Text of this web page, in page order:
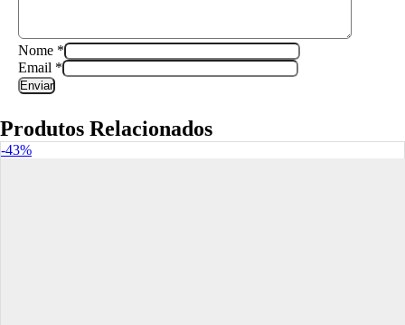
Nome *
Email *
Produtos Relacionados
-43%